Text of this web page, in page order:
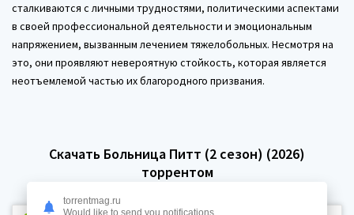
сталкиваются с личными трудностями, политическими аспектами
в своей профессиональной деятельности и эмоциональным
напряжением, вызванным лечением тяжелобольных. Несмотря на
это, они проявляют невероятную стойкость, которая является
неотъемлемой частью их благородного призвания.
Скачать Больница Питт (2 сезон) (2026)
торрентом
torrentmag.ru
Would like to send you notifications